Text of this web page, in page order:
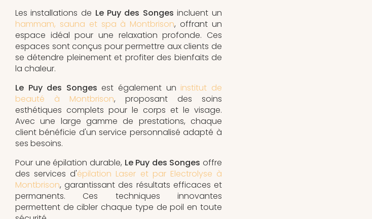
Les installations de Le Puy des Songes incluent un
hammam, sauna et spa à Montbrison, offrant un
espace idéal pour une relaxation profonde. Ces
espaces sont conçus pour permettre aux clients de
se détendre pleinement et profiter des bienfaits de
la chaleur.
Le Puy des Songes est également un institut de
beauté à Montbrison, proposant des soins
esthétiques complets pour le corps et le visage.
Avec une large gamme de prestations, chaque
client bénéficie d'un service personnalisé adapté à
ses besoins.
Pour une épilation durable, Le Puy des Songes offre
des services d'épilation Laser et par Electrolyse à
Montbrison, garantissant des résultats efficaces et
permanents. Ces techniques innovantes
permettent de cibler chaque type de poil en toute